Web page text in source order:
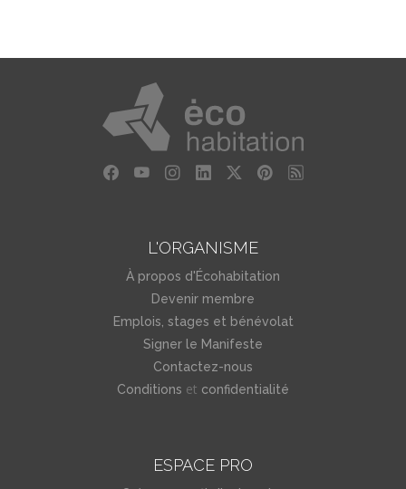
L'ORGANISME
À propos d'Écohabitation
Devenir membre
Emplois, stages et bénévolat
Signer le Manifeste
Contactez-nous
Conditions et confidentialité
ESPACE PRO